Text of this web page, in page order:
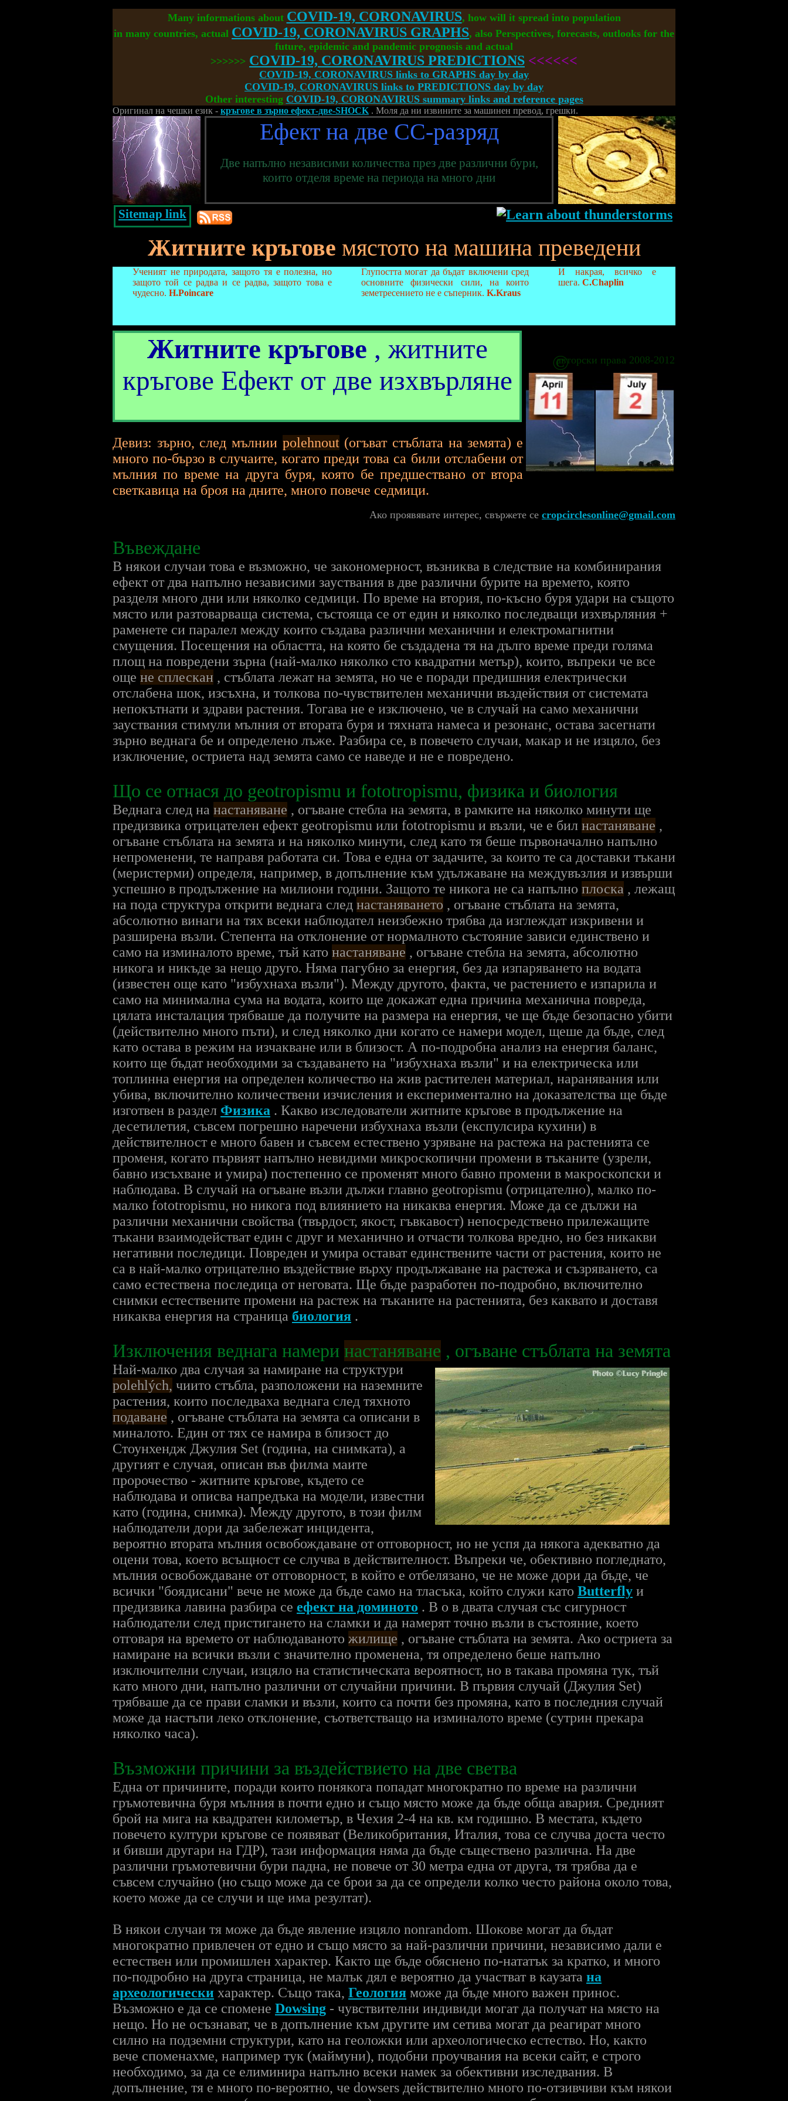
Many informations about COVID-19, CORONAVIRUS, how will it spread into population
in many countries, actual COVID-19, CORONAVIRUS GRAPHS, also Perspectives, forecasts, outlooks for the
future, epidemic and pandemic prognosis and actual
>>>>>> COVID-19, CORONAVIRUS PREDICTIONS <<<<<<
COVID-19, CORONAVIRUS links to GRAPHS day by day
COVID-19, CORONAVIRUS links to PREDICTIONS day by day
Other interesting COVID-19, CORONAVIRUS summary links and reference pages
Оригинал на чешки език - кръгове в зърно ефект-две-SHOCK . Моля да ни извините за машинен превод, грешки.
Ефект на две CC-разряд
Две напълно независими количества през две различни бури,
които отделя време на периода на много дни
Sitemap link
Житните кръгове мястото на машина преведени
Ученият не природата, защото тя е полезна, но
защото той се радва и се радва, защото това е
чудесно. H.Poincare
Глупостта могат да бъдат включени сред
основните физически сили, на които
земетресението не е съперник. K.Kraus
И накрая, всичко е
шега. C.Chaplin
Житните кръгове , житните
кръгове Ефект от две изхвърляне
©
авторски права 2008-2012
Девиз: зърно, след мълнии polehnout(огъват стъблата на земята) е
много по-бързо в случаите, когато преди това са били отслабени от
мълния по време на друга буря, която бе предшествано от втора
светкавица на броя на дните, много повече седмици.
Ако проявявате интерес, свържете се cropcirclesonline@gmail.com
Въвеждане
В някои случаи това е възможно, че закономерност, възниква в следствие на комбинирания
ефект от два напълно независими зауствания в две различни бурите на времето, която
разделя много дни или няколко седмици. По време на втория, по-късно буря удари на същото
място или разтоварваща система, състояща се от един и няколко последващи изхвърляния +
раменете си паралел между които създава различни механични и електромагнитни
смущения. Посещения на областта, на която бе създадена тя на дълго време преди голяма
площ на повредени зърна (най-малко няколко сто квадратни метър), които, въпреки че все
още не сплескан , стъблата лежат на земята, но че е поради предишния електрически
отслабена шок, изсъхна, и толкова по-чувствителен механични въздействия от системата
непокътнати и здрави растения. Тогава не е изключено, че в случай на само механични
зауствания стимули мълния от втората буря и тяхната намеса и резонанс, остава засегнати
зърно веднага бе и определено лъже. Разбира се, в повечето случаи, макар и не изцяло, без
изключение, остриета над земята само се наведе и не е повредено.
Що се отнася до geotropismu и fototropismu, физика и биология
Веднага след на настаняване , огъване стебла на земята, в рамките на няколко минути ще
предизвика отрицателен ефект geotropismu или fototropismu и възли, че е бил настаняване ,
огъване стъблата на земята и на няколко минути, след като тя беше първоначално напълно
непроменени, те направя работата си. Това е една от задачите, за които те са доставки тъкани
(меристерми) определя, например, в допълнение към удължаване на междувъзлия и извърши
успешно в продължение на милиони години. Защото те никога не са напълно плоска , лежащ
на пода структура открити веднага след настаняването , огъване стъблата на земята,
абсолютно винаги на тях всеки наблюдател неизбежно трябва да изглеждат изкривени и
разширена възли. Степента на отклонение от нормалното състояние зависи единствено и
само на изминалото време, тъй като настаняване , огъване стебла на земята, абсолютно
никога и никъде за нещо друго. Няма пагубно за енергия, без да изпаряването на водата
(известен още като "избухнаха възли"). Между другото, факта, че растението е изпарила и
само на минимална сума на водата, които ще докажат една причина механична повреда,
цялата инсталация трябваше да получите на размера на енергия, че ще бъде безопасно убити
(действително много пъти), и след няколко дни когато се намери модел, щеше да бъде, след
като остава в режим на изчакване или в близост. А по-подробна анализ на енергия баланс,
които ще бъдат необходими за създаването на "избухнаха възли" и на електрическа или
топлинна енергия на определен количество на жив растителен материал, наранявания или
убива, включително количествени изчисления и експериментално на доказателства ще бъде
изготвен в раздел Физика . Какво изследователи житните кръгове в продължение на
десетилетия, съвсем погрешно наречени избухнаха възли (експулсира кухини) в
действителност е много бавен и съвсем естествено узряване на растежа на растенията се
променя, когато първият напълно невидими микроскопични промени в тъканите (узрели,
бавно изсъхване и умира) постепенно се променят много бавно промени в макроскопски и
наблюдава. В случай на огъване възли дължи главно geotropismu (отрицателно), малко по-
малко fototropismu, но никога под влиянието на никаква енергия. Може да се дължи на
различни механични свойства (твърдост, якост, гъвкавост) непосредствено прилежащите
тъкани взаимодействат един с друг и механично и отчасти толкова вредно, но без никакви
негативни последици. Повреден и умира остават единствените части от растения, които не
са в най-малко отрицателно въздействие върху продължаване на растежа и съзряването, са
само естествена последица от неговата. Ще бъде разработен по-подробно, включително
снимки естествените промени на растеж на тъканите на растенията, без каквато и доставя
никаква енергия на страница биология .
Изключения веднага намери настаняване , огъване стъблата на земята
Най-малко два случая за намиране на структури
polehlých, чиито стъбла, разположени на наземните
растения, които последваха веднага след тяхното
подаване , огъване стъблата на земята са описани в
миналото. Един от тях се намира в близост до
Стоунхендж Джулия Set (година, на снимката), а
другият е случая, описан във филма маите
пророчество - житните кръгове, където се
наблюдава и описва напредъка на модели, известни
като (година, снимка). Между другото, в този филм
наблюдатели дори да забележат инцидента,
вероятно втората мълния освобождаване от отговорност, но не успя да някога адекватно да
оцени това, което всъщност се случва в действителност. Въпреки че, обективно погледнато,
мълния освобождаване от отговорност, в който е отбелязано, че не може дори да бъде, че
всички "боядисани" вече не може да бъде само на тласъка, който служи като Butterfly и
предизвика лавина разбира се ефект на доминото . В о в двата случая със сигурност
наблюдатели след пристигането на сламки и да намерят точно възли в състояние, което
отговаря на времето от наблюдаваното жилище , огъване стъблата на земята. Ако остриета за
намиране на всички възли с значително променена, тя определено беше напълно
изключителни случаи, изцяло на статистическата вероятност, но в такава промяна тук, тъй
като много дни, напълно различни от случайни причини. В първия случай (Джулия Set)
трябваше да се прави сламки и възли, които са почти без промяна, като в последния случай
може да настъпи леко отклонение, съответстващо на изминалото време (сутрин прекара
няколко часа).
Възможни причини за въздействието на две светва
Една от причините, поради които понякога попадат многократно по време на различни
гръмотевична буря мълния в почти едно и също място може да бъде обща авария. Средният
брой на мига на квадратен километър, в Чехия 2-4 на кв. км годишно. В местата, където
повечето култури кръгове се появяват (Великобритания, Италия, това се случва доста често
и бивши другари на ГДР), тази информация няма да бъде съществено различна. На две
различни гръмотевични бури падна, не повече от 30 метра една от друга, тя трябва да е
съвсем случайно (но също може да се брои за да се определи колко често района около това,
което може да се случи и ще има резултат).
В някои случаи тя може да бъде явление изцяло nonrandom. Шокове могат да бъдат
многократно привлечен от едно и също място за най-различни причини, независимо дали е
естествен или промишлен характер. Както ще бъде обяснено по-нататък за кратко, и много
по-подробно на друга страница, не малък дял е вероятно да участват в каузата на
археологически характер. Също така, Геология може да бъде много важен принос.
Възможно е да се спомене Dowsing - чувствителни индивиди могат да получат на място на
нещо. Но не осъзнават, че в допълнение към другите им сетива могат да реагират много
силно на подземни структури, като на геоложки или археологическо естество. Но, както
вече споменахме, например тук (маймуни), подобни проучвания на всеки сайт, е строго
необходимо, за да се елиминира напълно всеки намек за обективни изследвания. В
допълнение, тя е много по-вероятно, че dowsers действително много по-отзивчиви към някои